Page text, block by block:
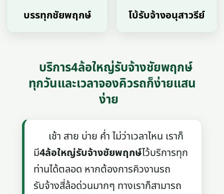
บรรทุกชัยพฤกษ์
โบ้รับจ้างอนุสาวรีย์
บริการ4ล้อใหญ่รับจ้างชัยพฤกษ์
ทุกวันและเวลาจองคิวรถก็ง่ายแสน
ง่าย
เช้า สาย บ่าย ค่ำ ไม่ว่าเวลาไหน เราก็
มี4ล้อใหญ่รับจ้างชัยพฤกษ์ไว้บริการทุก
ท่านได้ตลอด หากต้องการคิวงานรถ
รับจ้างสี่ล้อด่วนมากๆ ทางเราก็สามารถ